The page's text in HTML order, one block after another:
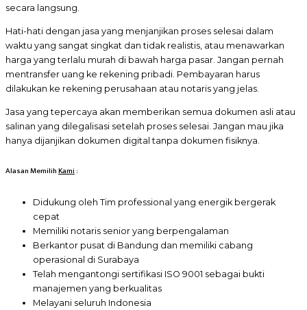
secara langsung.
Hati-hati dengan jasa yang menjanjikan proses selesai dalam
waktu yang sangat singkat dan tidak realistis, atau menawarkan
harga yang terlalu murah di bawah harga pasar. Jangan pernah
mentransfer uang ke rekening pribadi. Pembayaran harus
dilakukan ke rekening perusahaan atau notaris yang jelas.
Jasa yang tepercaya akan memberikan semua dokumen asli atau
salinan yang dilegalisasi setelah proses selesai. Jangan mau jika
hanya dijanjikan dokumen digital tanpa dokumen fisiknya.
Alasan MemilihKami:
Didukung oleh Tim professional yang energik bergerak
cepat
Memiliki notaris senior yang berpengalaman
Berkantor pusat di Bandung dan memiliki cabang
operasional di Surabaya
Telah mengantongi sertifikasi ISO 9001 sebagai bukti
manajemen yang berkualitas
Melayani seluruh Indonesia